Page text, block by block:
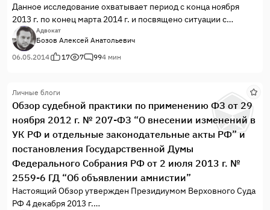
Данное исследование охватывает период с конца ноября
2013 г. по конец марта 2014 г. и посвящено ситуации с
обеспечением прав человека и верховенства права, которая
сложилась на Украине в результате силового захвата власти
и антиконституционного переворота.
Адвокат
Бозов Алексей Анатольевич
06.05.2014
17 7 994 мин
Личные блоги
Обзор судебной практики по применению ФЗ от 29
ноября 2012 г. № 207-ФЗ “О внесении изменений в
УК РФ и отдельные законодательные акты РФ” и
постановления Государственной Думы
Федерального Собрания РФ от 2 июля 2013 г. №
2559-6 ГД “Об объявлении амнистии”
Настоящий Обзор утвержден Президиумом Верховного Суда
РФ 4 декабря 2013 г.